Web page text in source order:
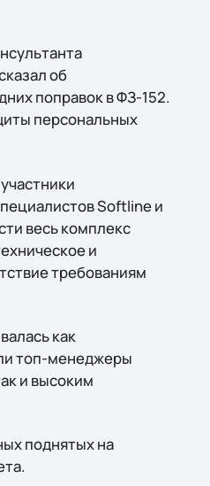
об
поправок в ФЗ-152.
персональных
Softline и
весь комплекс
и
требованиям
как
топ-менеджеры
и высоким
поднятых на